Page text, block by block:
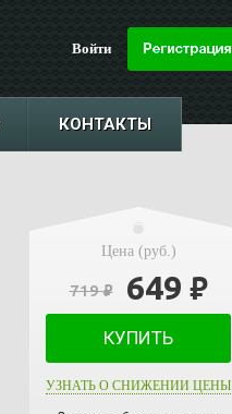
Войти
КОНТАКТЫ
Цена (руб.)
719₽ 649 ₽
КУПИТЬ
УЗНАТЬ О СНИЖЕНИИ ЦЕНЫ